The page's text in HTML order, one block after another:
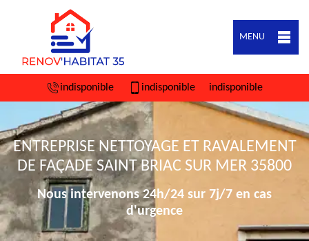
MENU
indisponible indisponible indisponible
ENTREPRISE NETTOYAGE ET RAVALEMENT
DE FAÇADE SAINT BRIAC SUR MER 35800
Nous intervenons 24h/24 sur 7j/7 en cas
d'urgence